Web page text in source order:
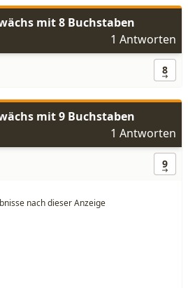
mit 8 Buchstaben
1 Antworten
8
mit 9 Buchstaben
1 Antworten
9